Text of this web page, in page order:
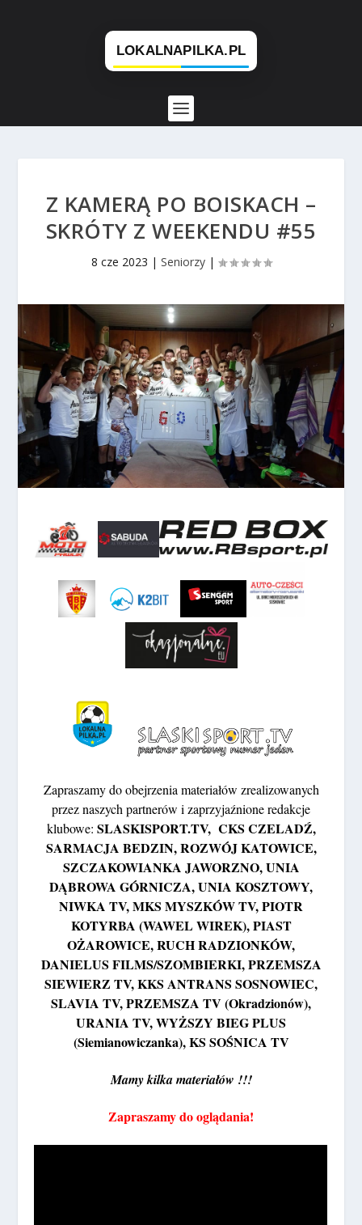
Z KAMERĄ PO BOISKACH –
SKRÓTY Z WEEKENDU #55
8 cze 2023 | Seniorzy|
Zapraszamy do obejrzenia materiałów zrealizowanych
przez naszych partnerów i zaprzyjaźnione redakcje
klubowe: SLASKISPORT.TV, CKS CZELADŹ,
SARMACJA BEDZIN, ROZWÓJ KATOWICE,
SZCZAKOWIANKA JAWORZNO, UNIA
DĄBROWA GÓRNICZA, UNIA KOSZTOWY,
NIWKA TV, MKS MYSZKÓW TV, PIOTR
KOTYRBA (WAWEL WIREK), PIAST
OŻAROWICE, RUCH RADZIONKÓW,
DANIELUS FILMS/SZOMBIERKI, PRZEMSZA
SIEWIERZ TV, KKS ANTRANS SOSNOWIEC,
SLAVIA TV, PRZEMSZA TV (Okradzionów),
URANIA TV, WYŻSZY BIEG PLUS
(Siemianowiczanka), KS SOŚNICA TV
Mamy kilka materiałów !!!
Zapraszamy do oglądania!